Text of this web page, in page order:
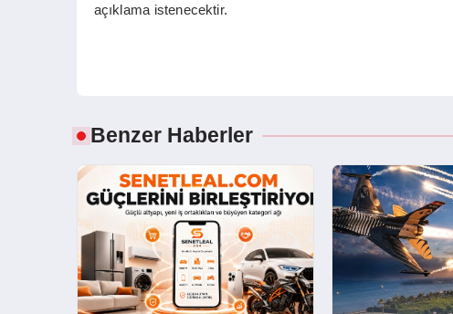
açıklama istenecektir.
Benzer Haberler